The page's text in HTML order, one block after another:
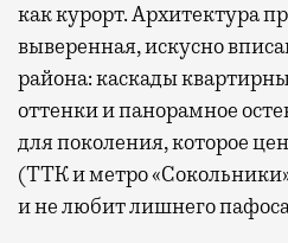
как курорт. Архитектура
выверенная, искусно
района: каскады
оттенки и панорамное
для поколения, которое
(ТТК и метро
и не любит лишнего